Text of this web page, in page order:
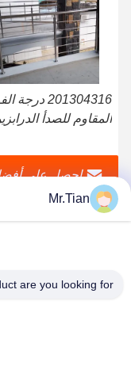
عالية الجودة الصف
20134316
حديدي
احصل على
Mr.Tian
are you looking for?